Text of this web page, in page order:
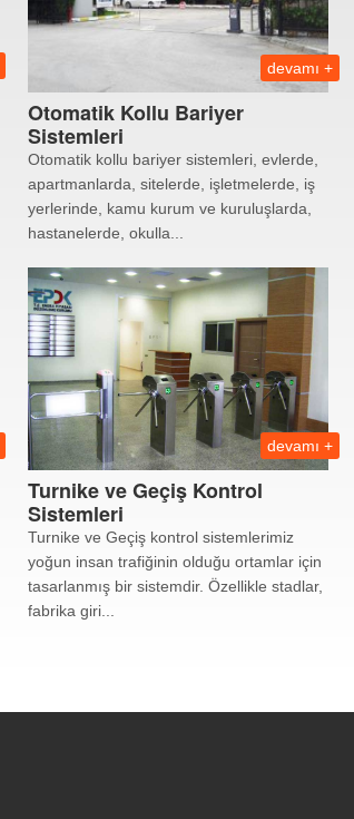
devamı +
Otomatik Kollu Bariyer
Sistemleri
Otomatik kollu bariyer sistemleri, evlerde,
apartmanlarda, sitelerde, işletmelerde, iş
yerlerinde, kamu kurum ve kuruluşlarda,
hastanelerde, okulla...
devamı +
Turnike ve Geçiş Kontrol
Sistemleri
Turnike ve Geçiş kontrol sistemlerimiz
yoğun insan trafiğinin olduğu ortamlar için
tasarlanmış bir sistemdir. Özellikle stadlar,
fabrika giri...